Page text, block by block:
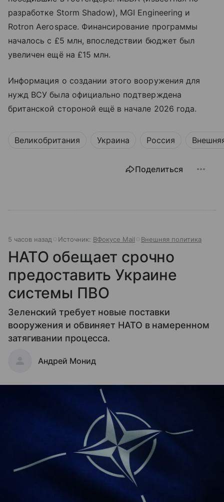
разработке Storm Shadow), MGI Engineering и
Rotron Aerospace. Финансирование программы
началось с £5 млн, впоследствии бюджет был
увеличен ещё на £15 млн.
Информация о создании этого вооружения для
нужд ВСУ была официально подтверждена
британской стороной ещё в начале 2026 года.
Великобритания Украина Россия
Поделиться
5 часов назад Источник: ВФокусе Mail Внешняя политика
НАТО обещает срочно
предоставить Украине
системы ПВО
Зеленский требует новые поставки
вооружения и обвиняет НАТО в намеренном
затягивании процесса.
Андрей Монид